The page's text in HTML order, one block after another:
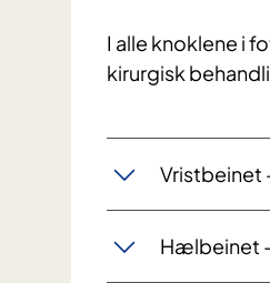
I alle knoklene i
kirurgisk
Vristbeinet
Hælbeinet